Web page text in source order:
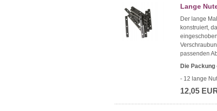
Lange
Der lange
konstruiert,
passenden
Die
- 12 lange
12,05